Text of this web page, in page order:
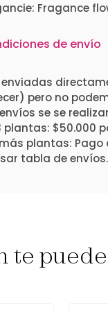
Fragance
de envío
enviadas
pero no
se se
plantas: $50.000
plantas: Pago
tabla de envíos.
te